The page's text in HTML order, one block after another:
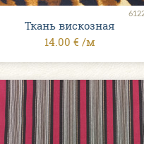
Ткань вискозная
14.00 € /м